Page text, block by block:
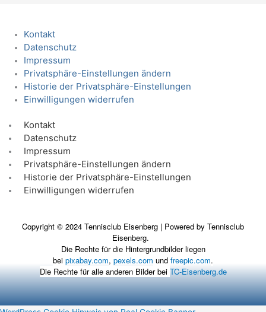
Kontakt
Datenschutz
Impressum
Privatsphäre-Einstellungen ändern
Historie der Privatsphäre-Einstellungen
Einwilligungen widerrufen
Kontakt
Datenschutz
Impressum
Privatsphäre-Einstellungen ändern
Historie der Privatsphäre-Einstellungen
Einwilligungen widerrufen
Copyright © 2024 Tennisclub Eisenberg | Powered by Tennisclub
Eisenberg.
Die Rechte für die Hintergrundbilder liegen
bei pixabay.com, pexels.com und freepic.com.
Die Rechte für alle anderen Bilder bei TC-Eisenberg.de